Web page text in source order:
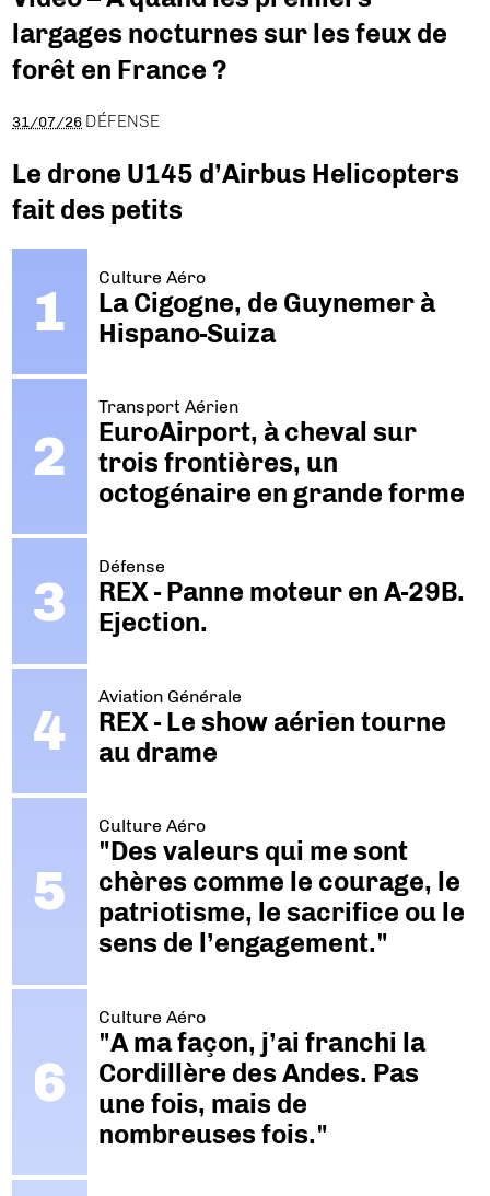
largages nocturnes sur les feux de
forêt en France ?
31/07/26 DÉFENSE
Le drone U145 d’Airbus Helicopters
fait des petits
Culture Aéro
La Cigogne, de Guynemer à
Hispano-Suiza
Transport Aérien
EuroAirport, à cheval sur
trois frontières, un
octogénaire en grande forme
Défense
REX - Panne moteur en A-29B.
Ejection.
Aviation Générale
REX - Le show aérien tourne
au drame
Culture Aéro
"Des valeurs qui me sont
chères comme le courage, le
patriotisme, le sacrifice ou le
sens de l’engagement."
Culture Aéro
"A ma façon, j’ai franchi la
Cordillère des Andes. Pas
une fois, mais de
nombreuses fois."